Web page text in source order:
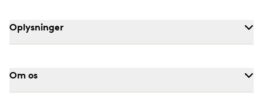
Oplysninger
Om os